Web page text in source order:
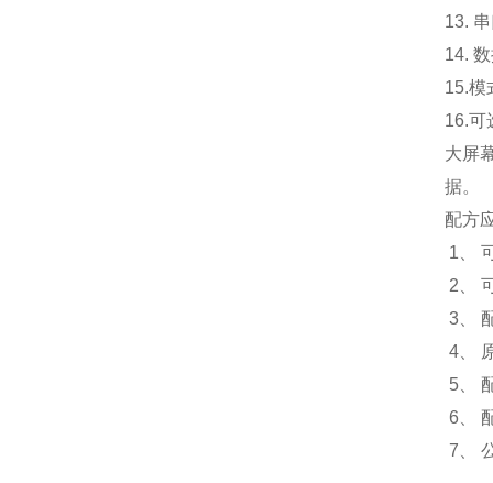
13.
14.
15.模
16.可
大屏
据。
配方
1、
2、
3、
4、
5、
6、
7、